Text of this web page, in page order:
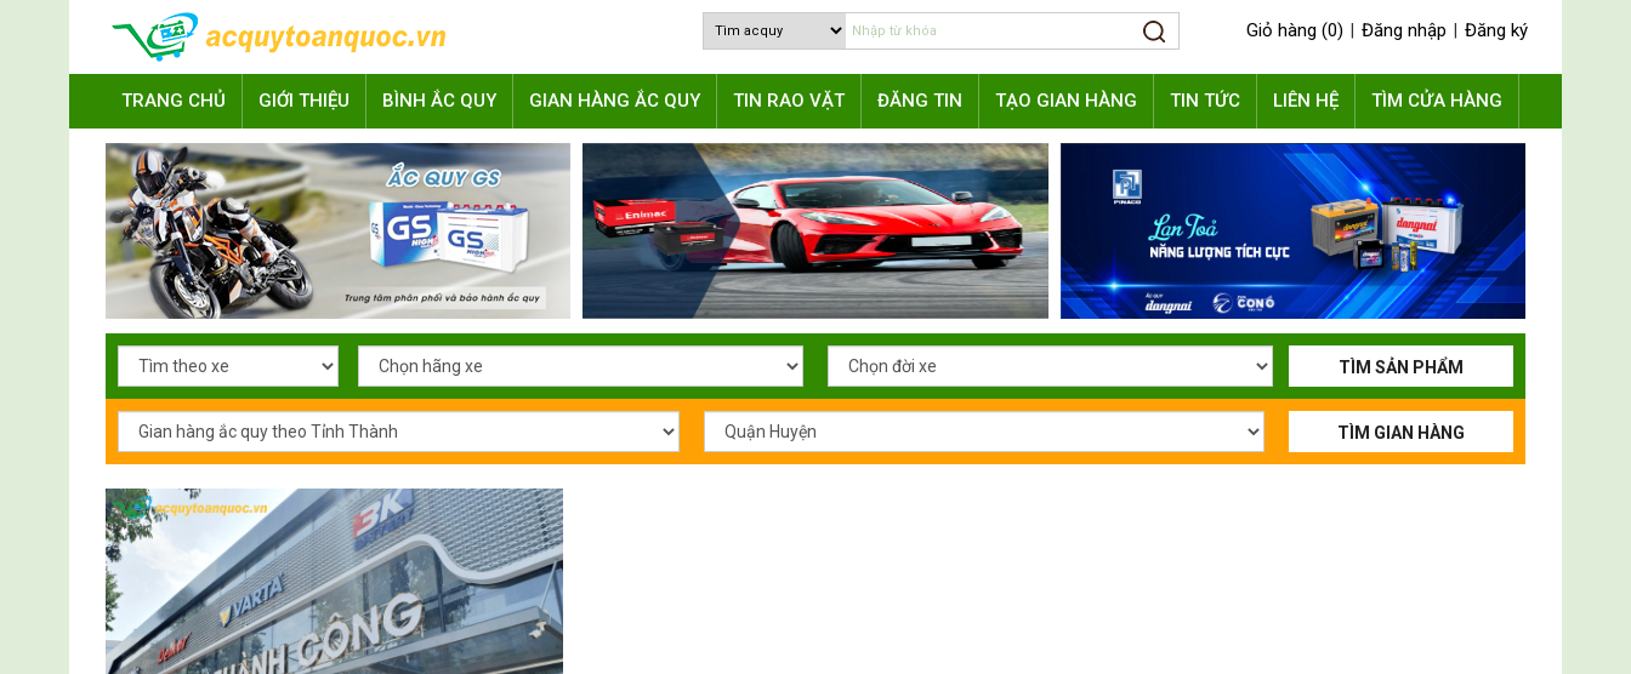
Giỏ hàng (0) Đăng nhập Đăng ký
TRANG CHỦ GIỚI THIỆU BÌNH ẮC QUY GIAN HÀNG ẮC QUY TIN RAO VẶT ĐĂNG TIN TẠO GIAN HÀNG TIN TỨC LIÊN HỆ TÌM CỬA HÀNG
TÌM SẢN PHẨM
TÌM GIAN HÀNG